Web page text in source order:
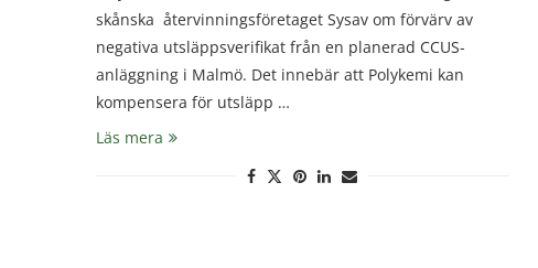
skånska återvinningsföretaget Sysav om förvärv av
negativa utsläppsverifikat från en planerad CCUS-
anläggning i Malmö. Det innebär att Polykemi kan
kompensera för utsläpp …
Läs mera